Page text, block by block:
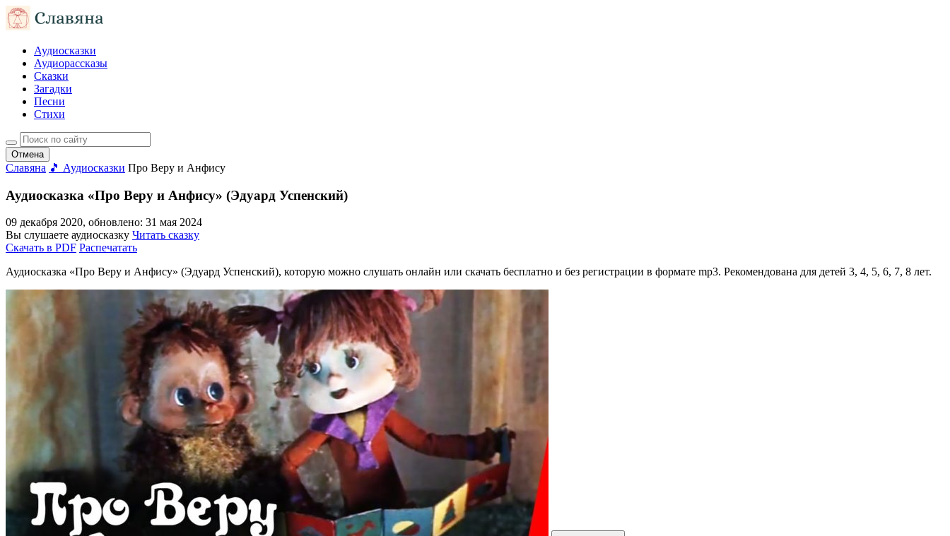
Аудиосказки
Аудиорассказы
Сказки
Загадки
Песни
Стихи
Отмена
Славяна 🎵 Аудиосказки Про Веру и Анфису
Аудиосказка «Про Веру и Анфису» (Эдуард Успенский)
09 декабря 2020, обновлено: 31 мая 2024
Вы слушаете аудиосказку Читать сказку
Скачать в PDF Распечатать
Аудиосказка «Про Веру и Анфису» (Эдуард Успенский), которую можно слушать онлайн или скачать бесплатно и без регистрации в формате mp3. Рекомендована для детей 3, 4, 5, 6, 7, 8 лет.